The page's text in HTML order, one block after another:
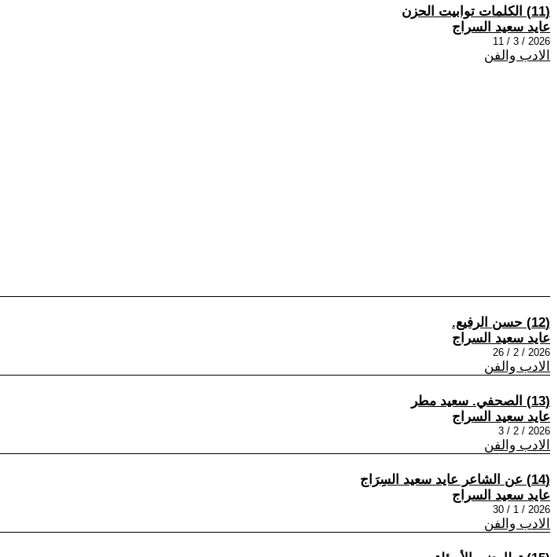
(11) الكلمات توابيت الحزن
عايد سعيد السراج
2026 / 3 / 11
الادب والفن
(12) حسن الرفيع.
عايد سعيد السراج
2026 / 2 / 26
الادب والفن
(13) الصحفي. سعيد مطر
عايد سعيد السراج
2026 / 2 / 3
الادب والفن
(14) عن الشاعر عايد سعيد السِرَاج
عايد سعيد السراج
2026 / 1 / 30
الادب والفن